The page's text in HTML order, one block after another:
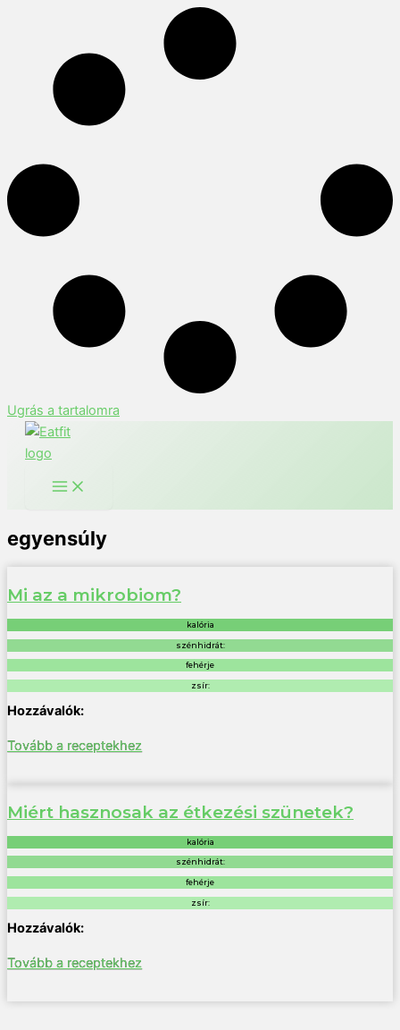
Ugrás a tartalomra
egyensúly
Mi az a mikrobiom?
kalória
szénhidrát:
fehérje
zsír:
Tovább a receptekhez
Miért hasznosak az étkezési szünetek?
kalória
szénhidrát:
fehérje
zsír:
Tovább a receptekhez